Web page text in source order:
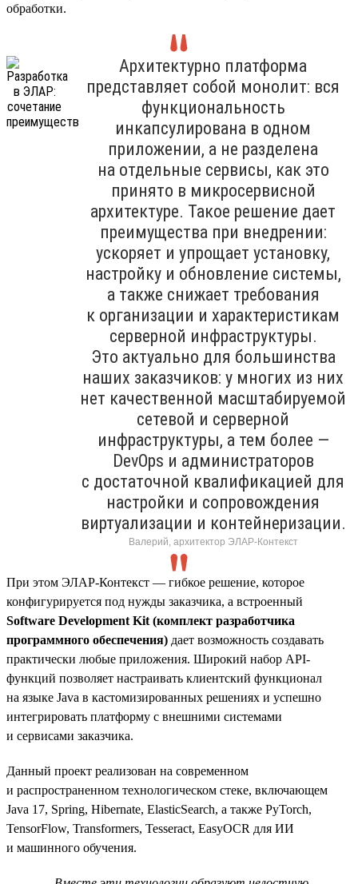
обработки.
Архитектурно платформа
представляет собой монолит: вся
функциональность
инкапсулирована в одном
приложении, а не разделена
на отдельные сервисы, как это
принято в микросервисной
архитектуре. Такое решение дает
преимущества при внедрении:
ускоряет и упрощает установку,
настройку и обновление системы,
а также снижает требования
к организации и характеристикам
серверной инфраструктуры.
Это актуально для большинства
наших заказчиков: у многих из них
нет качественной масштабируемой
сетевой и серверной
инфраструктуры, а тем более —
DevOps и администраторов
с достаточной квалификацией для
настройки и сопровождения
виртуализации и контейнеризации.
Валерий, архитектор ЭЛАР-Контекст
При этом ЭЛАР-Контекст — гибкое решение, которое
конфигурируется под нужды заказчика, а встроенный
Software Development Kit (комплект разработчика
программного обеспечения) дает возможность создавать
практически любые приложения. Широкий набор API-
функций позволяет настраивать клиентский функционал
на языке Java в кастомизированных решениях и успешно
интегрировать платформу с внешними системами
и сервисами заказчика.
Данный проект реализован на современном
и распространенном технологическом стеке, включающем
Java 17, Spring, Hibernate, ElasticSearch, а также PyTorch,
TensorFlow, Transformers, Tesseract, EasyOCR для ИИ
и машинного обучения.